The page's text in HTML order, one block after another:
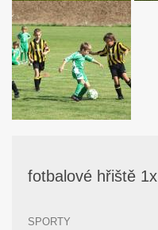
fotbalové hřiště 1x
SPORTY